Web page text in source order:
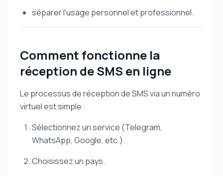
séparer l'usage personnel et professionnel.
Comment fonctionne la
réception de SMS en ligne
Le processus de réception de SMS via un numéro
virtuel est simple :
Sélectionnez un service (Telegram,
WhatsApp, Google, etc.).
Choisissez un pays.